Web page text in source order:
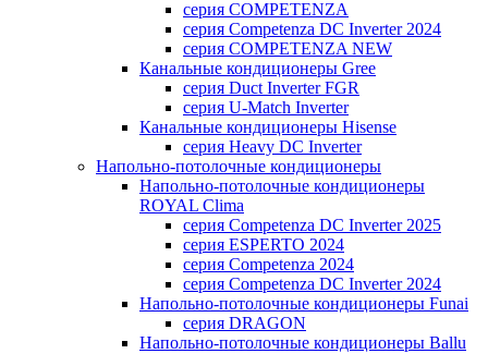
серия COMPETENZA
серия Competenza DC Inverter 2024
серия COMPETENZA NEW
Канальные кондиционеры Gree
серия Duct Inverter FGR
серия U-Match Inverter
Канальные кондиционеры Hisense
серия Heavy DC Inverter
Напольно-потолочные кондиционеры
Напольно-потолочные кондиционеры
ROYAL Clima
серия Competenza DC Inverter 2025
серия ESPERTO 2024
серия Competenza 2024
серия Competenza DC Inverter 2024
Напольно-потолочные кондиционеры Funai
серия DRAGON
Напольно-потолочные кондиционеры Ballu